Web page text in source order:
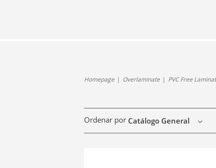
Homepage Overlaminate PVC Free
Ordenar por Catálogo General